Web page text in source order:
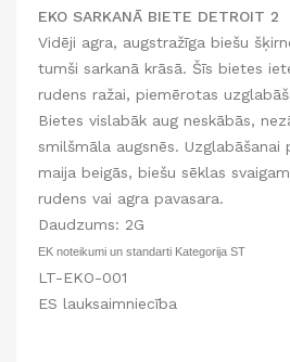
EKO SARKANĀ BIETE DETROIT 2
Vidēji agra, augstražīga biešu
tumši sarkanā krāsā. Šīs bietes
rudens ražai, piemērotas
Bietes vislabāk aug neskābās,
smilšmāla augsnēs.
maija beigās, biešu sēklas
rudens vai agra pavasara.
Daudzums: 2G
EK noteikumi un standarti Kategorija ST
LT-EKO-001
ES lauksaimniecība